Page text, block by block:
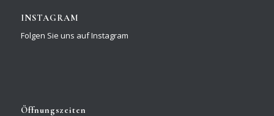
INSTAGRAM
Folgen Sie uns auf Instagram
Öffnungszeiten